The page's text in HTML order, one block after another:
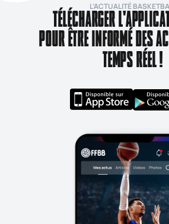
L’ACTUALITÉ
TÉLÉCHARGER
POUR ÊTRE INFORMÉ DES
TEMPS RÉEL !